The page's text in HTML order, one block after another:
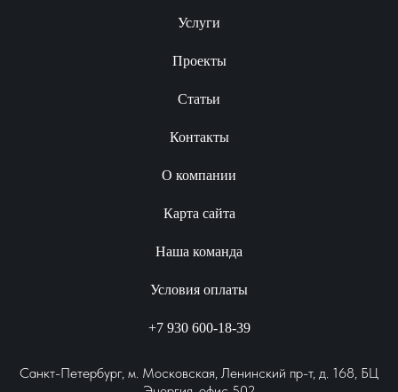
Услуги
Проекты
Статьи
Контакты
О компании
Карта сайта
Наша команда
Условия оплаты
+7 930 600-18-39
Санкт-Петербург, м. Московская, Ленинский пр-т, д. 168, БЦ